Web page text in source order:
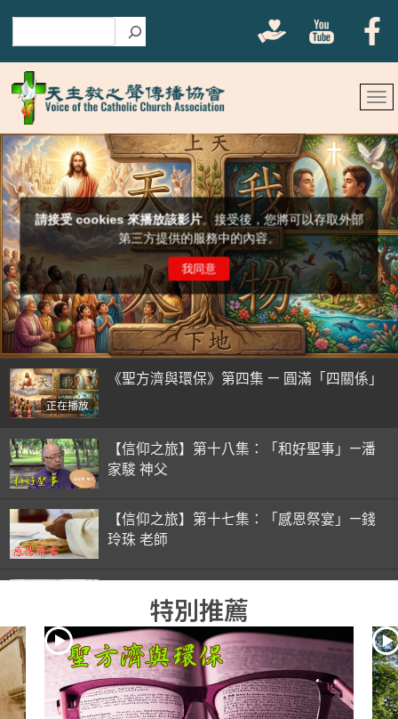
正在播放
《聖方濟與環保》第四集 — 圓滿「四關係」
【信仰之旅】第十八集：「和好聖事」—潘
家駿 神父
【信仰之旅】第十七集：「感恩祭宴」—錢
玲珠 老師
錢玲珠 老師
【信仰之旅】第十五集：「入門聖事」—錢
玲珠 老師
特別推薦